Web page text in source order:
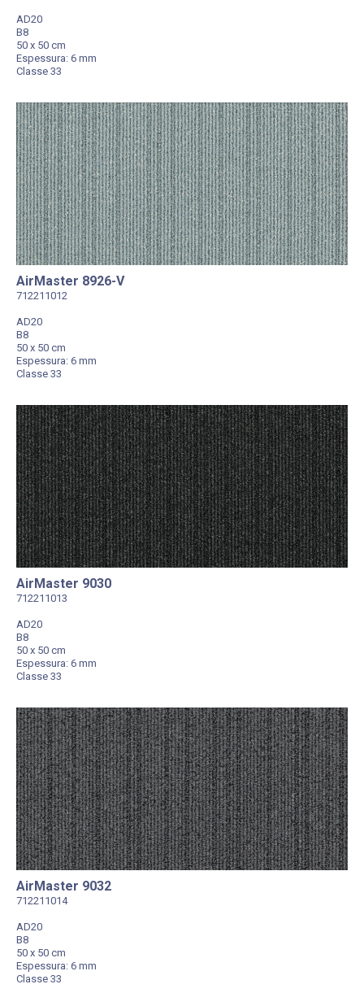
AD20
B8
50 x 50 cm
Espessura: 6 mm
Classe 33
AirMaster 8926-V
712211012
AD20
B8
50 x 50 cm
Espessura: 6 mm
Classe 33
AirMaster 9030
712211013
AD20
B8
50 x 50 cm
Espessura: 6 mm
Classe 33
AirMaster 9032
712211014
AD20
B8
50 x 50 cm
Espessura: 6 mm
Classe 33